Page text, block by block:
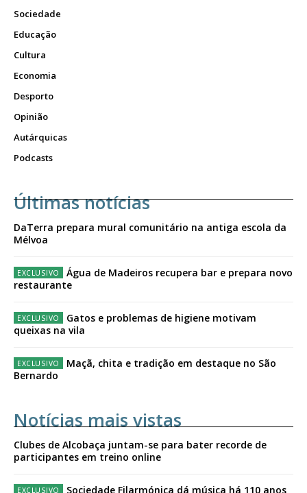
Sociedade
Educação
Cultura
Economia
Desporto
Opinião
Autárquicas
Podcasts
Últimas notícias
DaTerra prepara mural comunitário na antiga escola da
Mélvoa
Água de Madeiros recupera bar e prepara novo
restaurante
Gatos e problemas de higiene motivam
queixas na vila
Maçã, chita e tradição em destaque no São
Bernardo
Notícias mais vistas
Clubes de Alcobaça juntam-se para bater recorde de
participantes em treino online
Sociedade Filarmónica dá música há 110 anos